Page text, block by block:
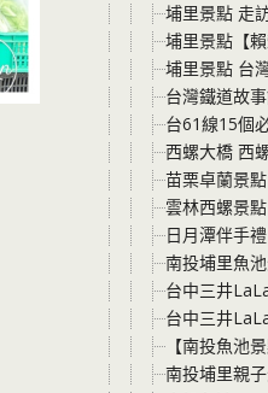
埔里景點 走
埔里景點【
埔里景點 台
台灣鐵道故
台61線15個
西螺大橋 西
苗栗卓蘭景
雲林西螺景
日月潭伴手
南投埔里魚
台中三井
台中三井
【南投魚池
南投埔里親